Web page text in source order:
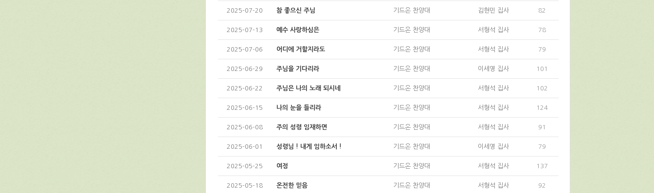
2025-07-20 참 좋으신 주님 기드온 찬양대 김현민 집사 82
2025-07-13 예수 사랑하심은 기드온 찬양대 서형석 집사 78
2025-07-06 어디에 거할지라도 기드온 찬양대 서형석 집사 79
2025-06-29 주님을 기다리라 기드온 찬양대 이세영 집사 101
2025-06-22 주님은 나의 노래 되시네 기드온 찬양대 서형석 집사 102
2025-06-15 나의 눈을 들리라 기드온 찬양대 서형석 집사 124
2025-06-08 주의 성령 임재하면 기드온 찬양대 서형석 집사 91
2025-06-01 성령님 ! 내게 임하소서 ! 기드온 찬양대 이세영 집사 79
2025-05-25 여정 기드온 찬양대 서형석 집사 137
2025-05-18 온전한 믿음 기드온 찬양대 서형석 집사 92